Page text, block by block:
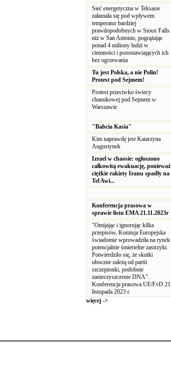
Sieć energetyczna w Teksasie
załamała się pod wpływem
temperatur bardziej
prawdopodobnych w Sioux Falls
niż w San Antonio, pogrążając
ponad 4 miliony ludzi w
ciemności i pozostawiających ich
bez ogrzewania
Tu jest Polska, a nie Polin!
Protest pod Sejmem!
Protest przeciwko świecy
chanukowej pod Sejmem w
Warszawie.
"Babcia Kasia"
Kim naprawdę jest Katarzyna
Augustynek
Izrael w chaosie: ogłoszono
całkowitą ewakuację, ponieważ
ciężkie rakiety Iranu spadły na
Tel Awi...
Konferencja prasowa w
sprawie listu EMA 21.11.2023r
"Omijając i ignorując kilka
przepisów, Komisja Europejska
świadomie wprowadziła na rynek
potencjalnie śmiertelne zastrzyki.
Potwierdziło się, że skutki
uboczne zależą od partii
szczepionki, podobnie
zanieczyszczenie DNA".
Konferencja prasowa UE/FvD 21
listopada 2023 r.
więcej ->